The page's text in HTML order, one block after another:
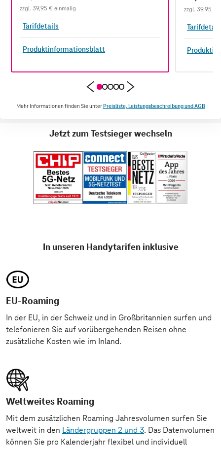
zzgl. 39,95 € einmalig
Tarifdetails
Produktinformationsblatt
zzgl. 39,95 €
Mehr Informationen finden Sie unterPreisliste, Leistungsbeschreibung und AGB